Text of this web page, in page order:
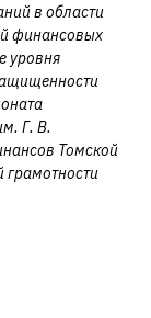
в области
финансовых
уровня
Г. В.
Томской
грамотности